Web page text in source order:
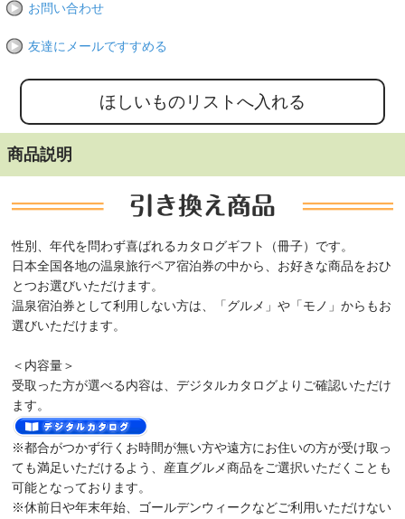
お問い合わせ
友達にメールですすめる
商品説明
性別、年代を問わず喜ばれるカタログギフト（冊子）です。
日本全国各地の温泉旅行ペア宿泊券の中から、お好きな商品をおひ
とつお選びいただけます。
温泉宿泊券として利用しない方は、「グルメ」や「モノ」からもお
選びいただけます。
＜内容量＞
受取った方が選べる内容は、デジタルカタログよりご確認いただけ
ます。
※都合がつかず行くお時間が無い方や遠方にお住いの方が受け取っ
ても満足いただけるよう、産直グルメ商品をご選択いただくことも
可能となっております。
※休前日や年末年始、ゴールデンウィークなどご利用いただけない